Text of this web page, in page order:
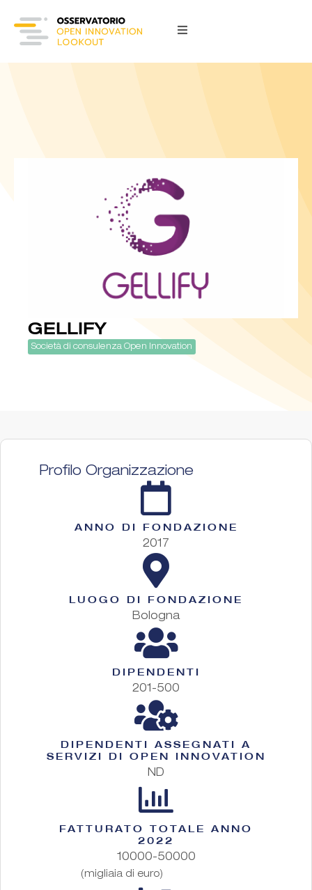
GELLIFY
Società di consulenza Open Innovation
Profilo Organizzazione
ANNO DI FONDAZIONE
2017
LUOGO DI FONDAZIONE
Bologna
DIPENDENTI
201-500
DIPENDENTI ASSEGNATI A
SERVIZI DI OPEN INNOVATION
ND
FATTURATO TOTALE ANNO
2022
10000-50000
(migliaia di euro)